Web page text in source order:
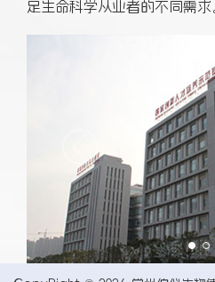
足生命科学从业者的不同需求